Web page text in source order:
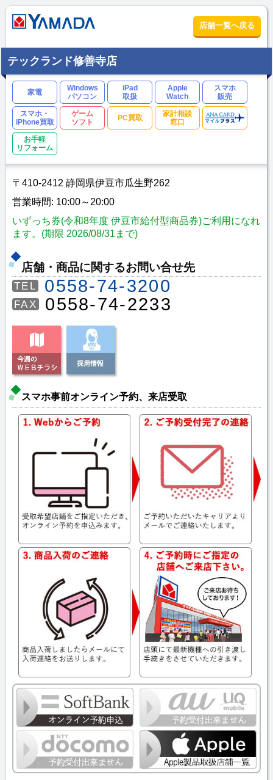
店舗一覧へ戻る
テックランド修善寺店
家電
Windows
パソコン
iPad
取扱
Apple
Watch
スマホ
販売
スマホ・
iPhone買取
ゲーム
ソフト
PC買取
家計相談
窓口
お手軽
リフォーム
〒410-2412 静岡県伊豆市瓜生野262
営業時間: 10:00～20:00
いずっち券(令和8年度 伊豆市給付型商品券)ご利用になれ
ます。(期限 2026/08/31まで)
店舗・商品に関するお問い合せ先
TEL 0558-74-3200
FAX 0558-74-2233
スマホ事前オンライン予約、来店受取